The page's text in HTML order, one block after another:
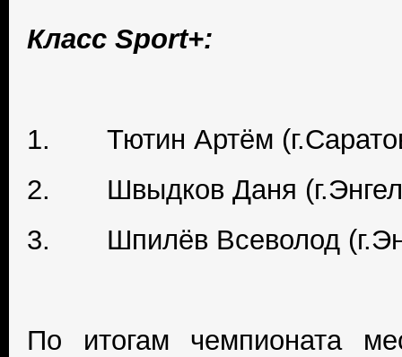
Класс Sport+:
1. Тютин Артём
2. Швыдков Даня
3. Шпилёв Всеволод
По итогам чемпионата